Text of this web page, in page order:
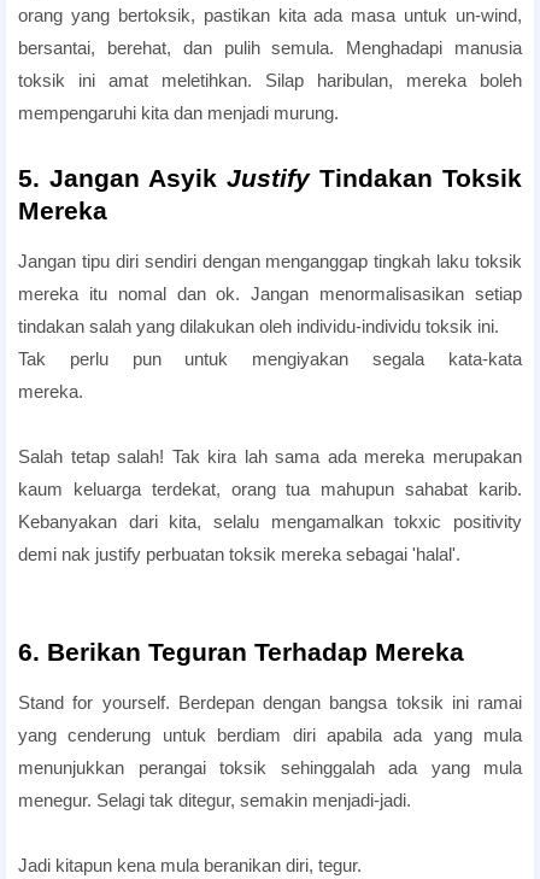
orang yang bertoksik, pastikan kita ada masa untuk un-wind,
bersantai, berehat, dan pulih semula. Menghadapi manusia
toksik ini amat meletihkan. Silap haribulan, mereka boleh
mempengaruhi kita dan menjadi murung.
5. Jangan Asyik JustifyTindakan Toksik
Mereka
Jangan tipu diri sendiri dengan menganggap tingkah laku toksik
mereka itu nomal dan ok. Jangan menormalisasikan setiap
tindakan salah yang dilakukan oleh individu-individu toksik ini.
Tak perlu pun untuk mengiyakan segala kata-kata
mereka.
Salah tetap salah! Tak kira lah sama ada mereka merupakan
kaum keluarga terdekat, orang tua mahupun sahabat karib.
Kebanyakan dari kita, selalu mengamalkan tokxic positivity
demi nak justify perbuatan toksik mereka sebagai 'halal'.
6. Berikan Teguran Terhadap Mereka
Stand for yourself. Berdepan dengan bangsa toksik ini ramai
yang cenderung untuk berdiam diri apabila ada yang mula
menunjukkan perangai toksik sehinggalah ada yang mula
menegur. Selagi tak ditegur, semakin menjadi-jadi.
Jadi kitapun kena mula beranikan diri, tegur.